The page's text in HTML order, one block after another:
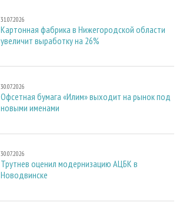
31.07.2026
Картонная фабрика в Нижегородской области
увеличит выработку на 26%
30.07.2026
Офсетная бумага «Илим» выходит на рынок под
новыми именами
30.07.2026
Трутнев оценил модернизацию АЦБК в
Новодвинске